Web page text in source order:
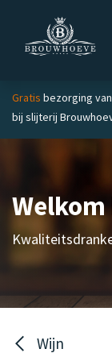
Gratis bezorging
bij slijterij
Wijn